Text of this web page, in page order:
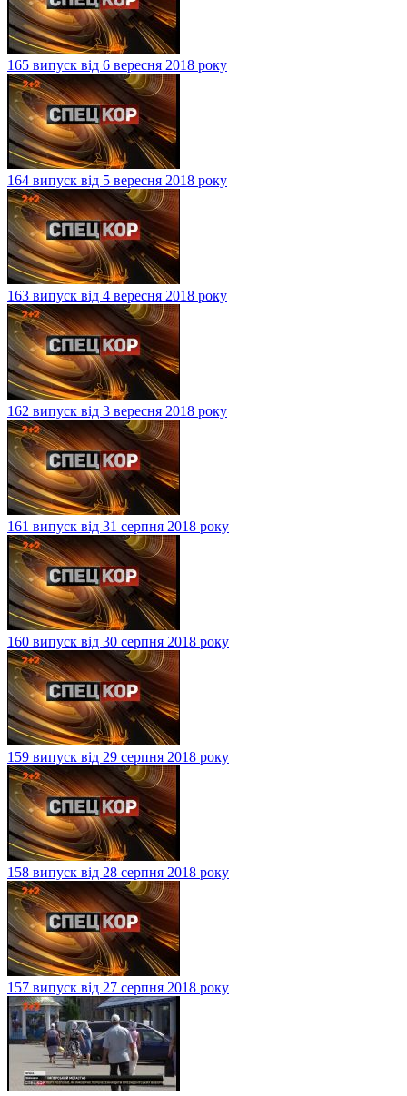
165 випуск від 6 вересня 2018 року
164 випуск від 5 вересня 2018 року
163 випуск від 4 вересня 2018 року
162 випуск від 3 вересня 2018 року
161 випуск від 31 серпня 2018 року
160 випуск від 30 серпня 2018 року
159 випуск від 29 серпня 2018 року
158 випуск від 28 серпня 2018 року
157 випуск від 27 серпня 2018 року